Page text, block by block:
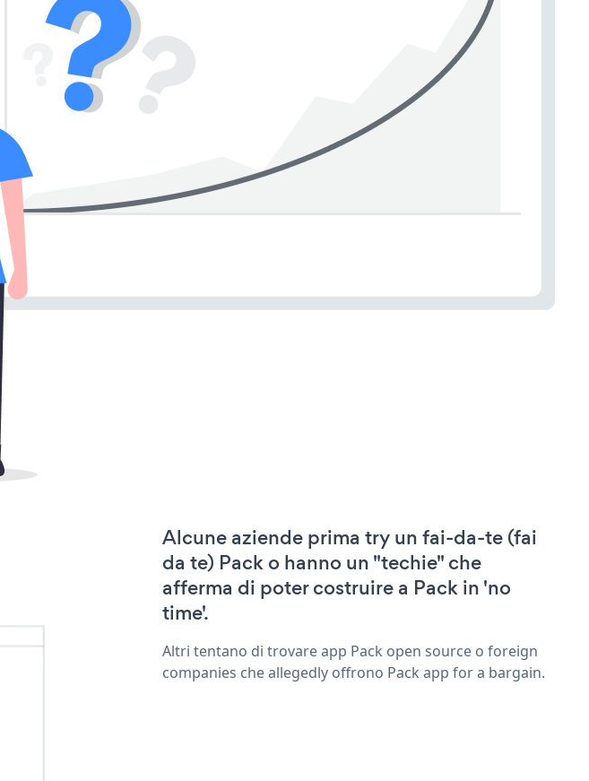
Alcune aziende prima try un fai-da-te (fai
da te) Pack o hanno un "techie" che
afferma di poter costruire a Pack in 'no
time'.
Altri tentano di trovare app Pack open source o foreign
companies che allegedly offrono Pack app for a bargain.